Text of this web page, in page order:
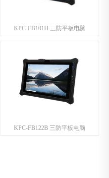
KPC-FB101H 三防平板电脑
KPC-FB122B 三防平板电脑